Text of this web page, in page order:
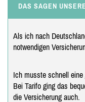
DAS SAGEN
Als ich nach
notwendigen
Ich musste schnell
Bei Tarifo ging das
die Versicherung auch.